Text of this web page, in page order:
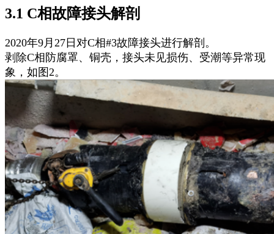
3.1 C相故障接头解剖
2020年9月27日对C相#3故障接头进行解剖。
剥除C相防腐罩、铜壳，接头未见损伤、受潮等异常现
象，如图2。